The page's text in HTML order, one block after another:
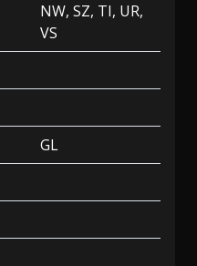
NW, SZ, TI, UR,
VS
GL